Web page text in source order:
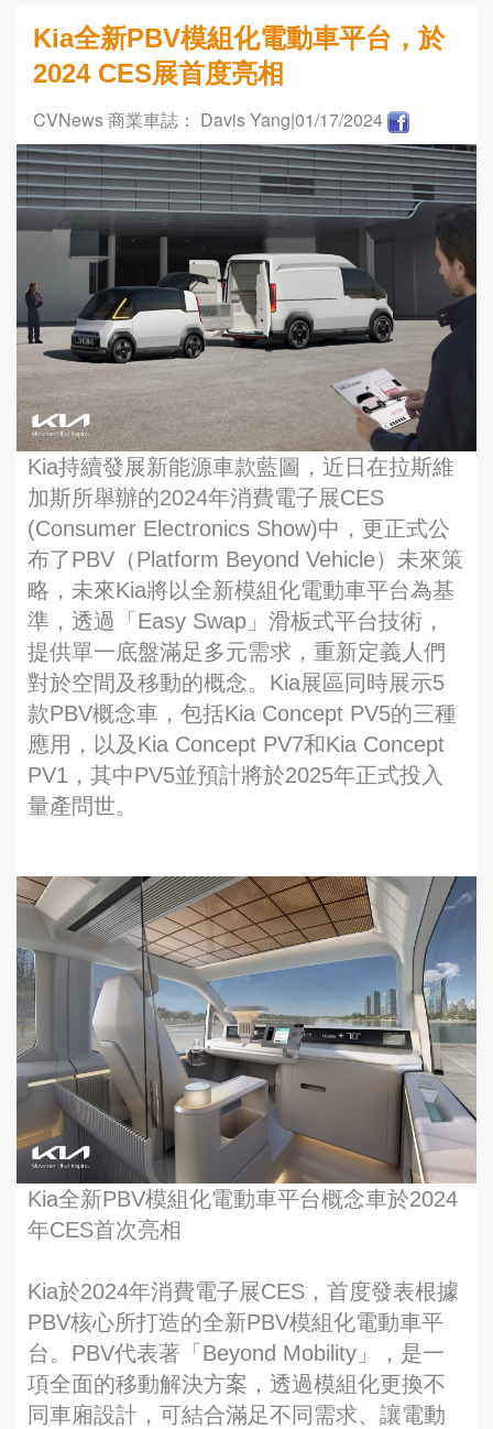
Kia全新PBV模組化電動車平台，於
2024 CES展首度亮相
CVNews 商業車誌： Davis Yang|01/17/2024
Kia持續發展新能源車款藍圖，近日在拉斯維
加斯所舉辦的2024年消費電子展CES
(Consumer Electronics Show)中，更正式公
布了PBV（Platform Beyond Vehicle）未來策
略，未來Kia將以全新模組化電動車平台為基
準，透過「Easy Swap」滑板式平台技術，
提供單一底盤滿足多元需求，重新定義人們
對於空間及移動的概念。Kia展區同時展示5
款PBV概念車，包括Kia Concept PV5的三種
應用，以及Kia Concept PV7和Kia Concept
PV1，其中PV5並預計將於2025年正式投入
量產問世。
Kia全新PBV模組化電動車平台概念車於2024
年CES首次亮相
Kia於2024年消費電子展CES，首度發表根據
PBV核心所打造的全新PBV模組化電動車平
台。PBV代表著「Beyond Mobility」，是一
項全面的移動解決方案，透過模組化更換不
同車廂設計，可結合滿足不同需求、讓電動